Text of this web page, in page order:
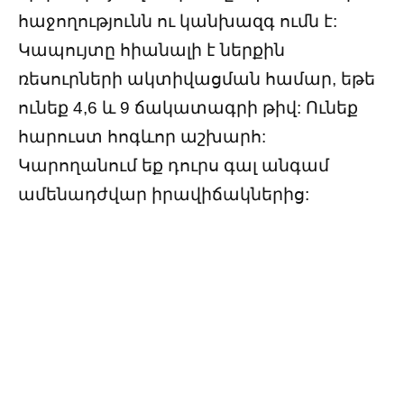
հաջողությունն ու կանխազգ ումն է:
Կապույտը հիանալի է ներքին
ռեսուրների ակտիվացման համար, եթե
ունեք 4,6 և 9 ճակատագրի թիվ: Ունեք
հարուստ հոգևոր աշխարհ:
Կարողանում եք դուրս գալ անգամ
ամենադժվար իրավիճակներից: